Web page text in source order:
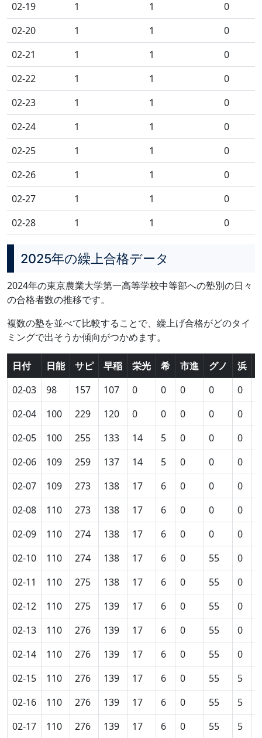
02-19 1 1
0
02-20
1 1
0
02-21
1 1
0
02-22
1 1
0
02-23
1 1
0
02-24
1 1
0
02-25
1 1
0
02-26
1 1
0
02-27
1 1
0
02-28
1 1 0
2025年の繰上合格データ
2024年の東京農業大学第一高等学校中等部への塾別の日々
の合格者数の推移です。
複数の塾を並べて比較することで、繰上げ合格がどのタイ
ミングで出そうか傾向がつかめます。
日付 日能 サピ 早稲 栄光 希 市進 グノ 浜
02-03
98 157 107 0 0 0 0 0
02-04
100 229 120 0 0 0 0 0
02-05
100 255 133 14 5 0 0 0
02-06
109 259 137 14 5 0 0 0
02-07
109 273 138 17 6 0 0 0
02-08
110 273 138 17 6 0 0 0
02-09
110 274 138 17 6 0 0 0
02-10
110 274 138 17 6 0 55 0
02-11
110 275 138 17 6 0 55 0
02-12
110 275 139 17 6 0 55 0
02-13
110 276 139 17 6 0 55 0
02-14
110 276 139 17 6 0 55 0
02-15
110 276 139 17 6 0 55 5
02-16
110 276 139 17 6 0 55 5
02-17
110 276 139 17 6 0 55 5